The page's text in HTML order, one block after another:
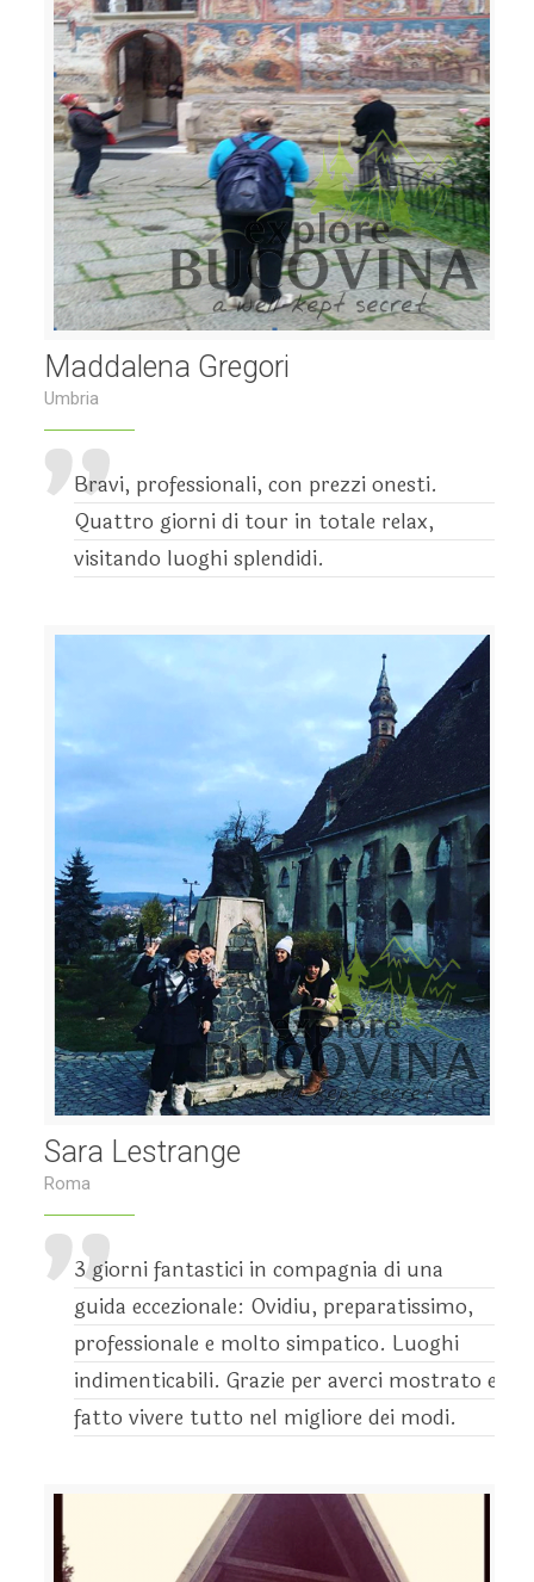
Maddalena Gregori
Umbria
Bravi, professionali, con prezzi onesti.
Quattro giorni di tour in totale relax,
visitando luoghi splendidi.
Sara Lestrange
Roma
3 giorni fantastici in compagnia di una
guida eccezionale: Ovidiu, preparatissimo,
professionale e molto simpatico. Luoghi
indimenticabili. Grazie per averci mostrato e
fatto vivere tutto nel migliore dei modi.